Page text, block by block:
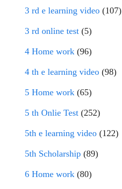
3 rd e learning video (107)
3 rd online test (5)
4 Home work (96)
4 th e learning video (98)
5 Home work (65)
5 th Onlie Test (252)
5th e learning video (122)
5th Scholarship (89)
6 Home work (80)